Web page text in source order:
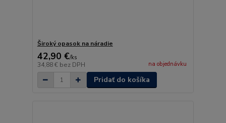
Široký opasok na náradie
42,90 €/ks
34,88 € bez DPH na objednávku
Pridať do košíka